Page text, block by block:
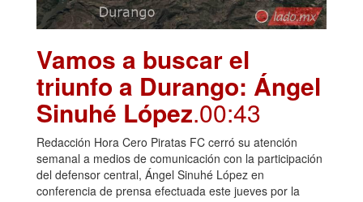
Vamos a buscar el
triunfo a Durango: Ángel
Sinuhé López.00:43
Redacción Hora Cero Piratas FC cerró su atención
semanal a medios de comunicación con la participación
del defensor central, Ángel Sinuhé López en
conferencia de prensa efectuada este jueves por la